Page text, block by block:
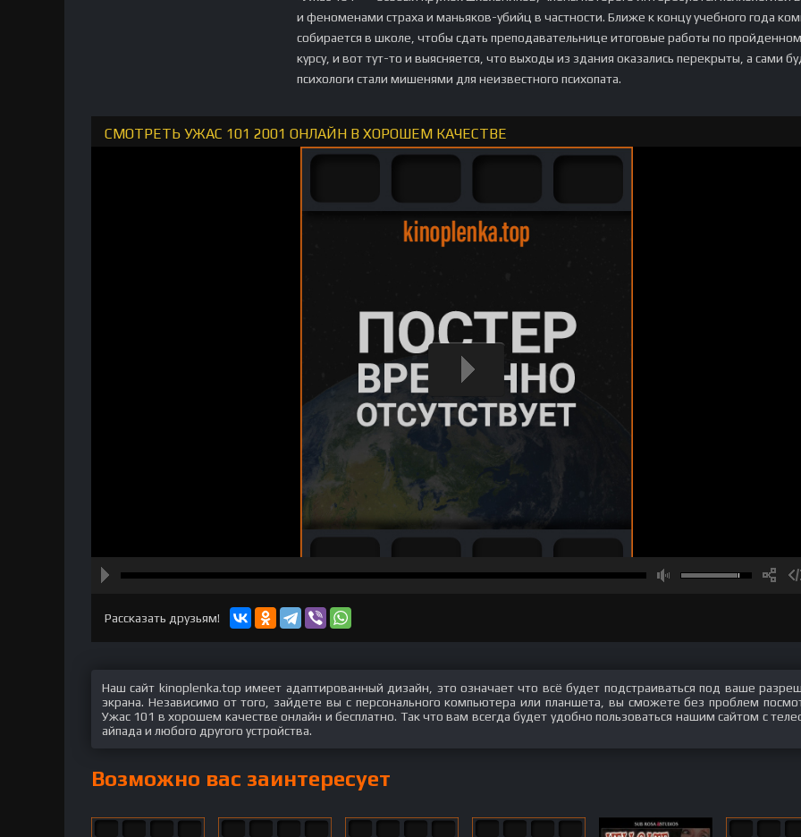
и феноменами страха и маньяков-убийц в частности. Ближе к концу учебного года
собирается в школе, чтобы сдать преподавательнице итоговые работы по
курсу, и вот тут-то и выясняется, что выходы из здания оказались перекрыты, а сами
психологи стали мишенями для неизвестного психопата.
СМОТРЕТЬ УЖАС 101 2001 ОНЛАЙН В ХОРОШЕМ КАЧЕСТВЕ
Рассказать друзьям!
Наш сайт kinoplenka.top имеет адаптированный дизайн, это означает что всё будет подстраиваться под ваше
экрана. Независимо от того, зайдете вы с персонального компьютера или планшета, вы сможете без проблем
Ужас 101 в хорошем качестве онлайн и бесплатно. Так что вам всегда будет удобно пользоваться нашим сайтом с
айпада и любого другого устройства.
Возможно вас заинтересует